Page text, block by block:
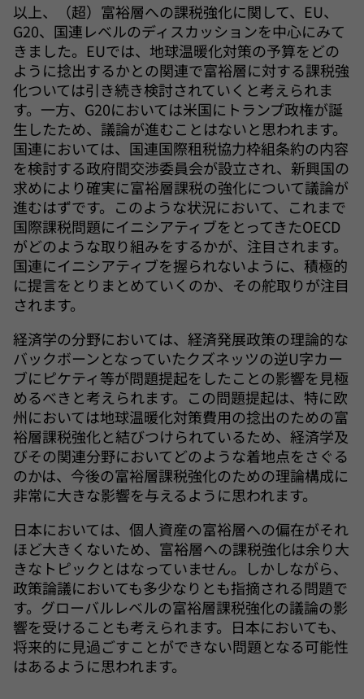
以上、（超）富裕層への課税強化に関して、EU、
G20、国連レベルのディスカッションを中心にみて
きました。EUでは、地球温暖化対策の予算をどの
ように捻出するかとの関連で富裕層に対する課税強
化ついては引き続き検討されていくと考えられま
す。一方、G20においては米国にトランプ政権が誕
生したため、議論が進むことはないと思われます。
国連においては、国連国際租税協力枠組条約の内容
を検討する政府間交渉委員会が設立され、新興国の
求めにより確実に富裕層課税の強化について議論が
進むはずです。このような状況において、これまで
国際課税問題にイニシアティブをとってきたOECD
がどのような取り組みをするかが、注目されます。
国連にイニシアティブを握られないように、積極的
に提言をとりまとめていくのか、その舵取りが注目
されます。
経済学の分野においては、経済発展政策の理論的な
バックボーンとなっていたクズネッツの逆U字カー
ブにピケティ等が問題提起をしたことの影響を見極
めるべきと考えられます。この問題提起は、特に欧
州においては地球温暖化対策費用の捻出のための富
裕層課税強化と結びつけられているため、経済学及
びその関連分野においてどのような着地点をさぐる
のかは、今後の富裕層課税強化のための理論構成に
非常に大きな影響を与えるように思われます。
日本においては、個人資産の富裕層への偏在がそれ
ほど大きくないため、富裕層への課税強化は余り大
きなトピックとはなっていません。しかしながら、
政策論議においても多少なりとも指摘される問題で
す。グローバルレベルの富裕層課税強化の議論の影
響を受けることも考えられます。日本においても、
将来的に見過ごすことができない問題となる可能性
はあるように思われます。